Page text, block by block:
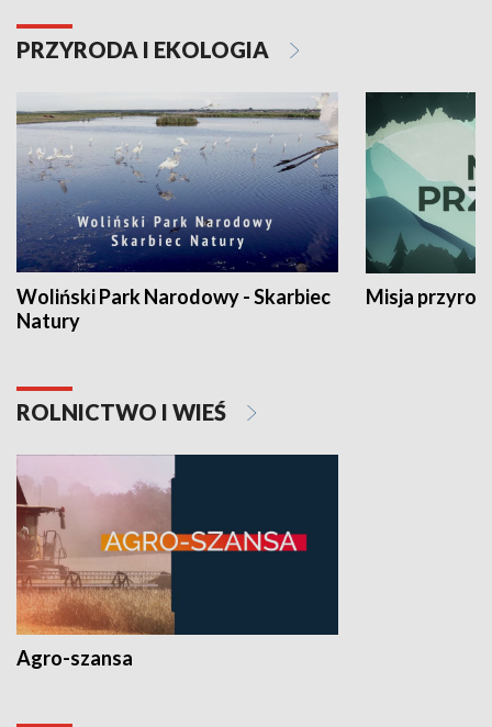
PRZYRODA I EKOLOGIA
Woliński Park Narodowy - Skarbiec
Natury
Misja
ROLNICTWO I WIEŚ
Agro-szansa